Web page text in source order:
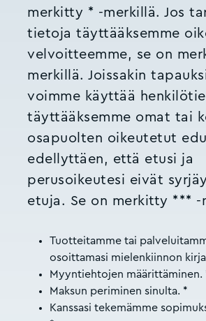
merkitty * -merkillä. Jos
tietoja täyttääksemme
velvoitteemme, se on
merkillä. Joissakin
voimme käyttää
täyttääksemme omat tai
osapuolten oikeutetut
edellyttäen, että etusi ja
perusoikeutesi eivät
etuja. Se on merkitty *** -
Tuotteitamme tai
osoittamasi mielenkiinnon
Myyntiehtojen määrittäminen.
Maksun periminen sinulta. *
Kanssasi tekemämme